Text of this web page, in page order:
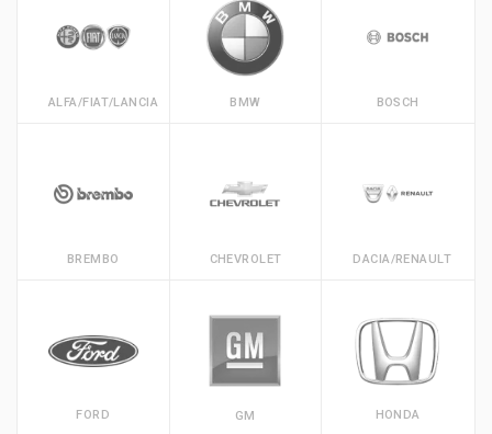
ALFA/FIAT/LANCIA BMW BOSCH
BREMBO CHEVROLET DACIA/RENAULT
FORD GM HONDA